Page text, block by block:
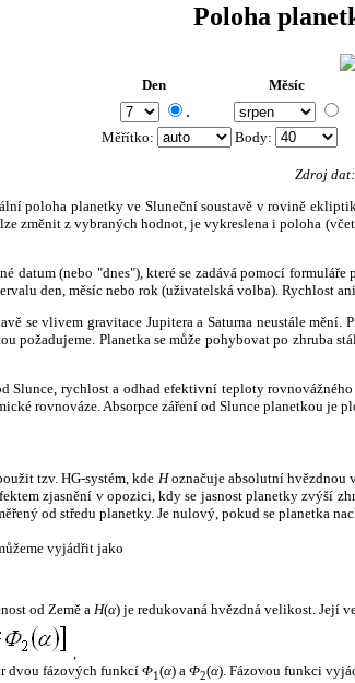
Poloha
Den Měsíc
.
Měřítko: Body:
Zdroj dat:
poloha planetky ve Sluneční soustavě v rovině
změnit z vybraných hodnot, je vykreslena i poloha
datum (nebo "dnes"), které se zadává pomocí
den, měsíc nebo rok (uživatelská volba). Rychlost
se vlivem gravitace Jupitera a Saturna neustále
požadujeme. Planetka se může pohybovat po
Slunce, rychlost a odhad efektivní teploty
rovnováze. Absorpce záření od Slunce planetkou je
tzv. HG-systém, kde Hoznačuje absolutní hvězdnou
zjasnění v opozici, kdy se jasnost planetky zvýší
od středu planetky. Je nulový, pokud se planetka
vyjádřit jako
od Země aH(α) je redukovaná hvězdná velikost. Její
,
dvou fázových funkcí Φ1(α) a Φ2(α). Fázovou funkci